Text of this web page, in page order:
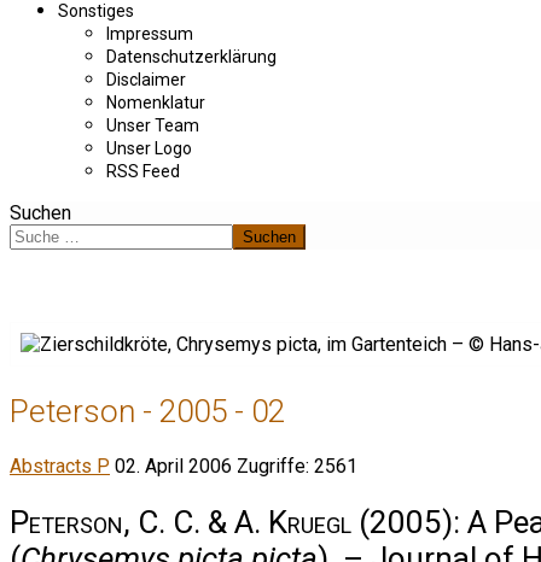
Sonstiges
Impressum
Datenschutzerklärung
Disclaimer
Nomenklatur
Unser Team
Unser Logo
RSS Feed
Suchen
Suchen
Peterson - 2005 - 02
Abstracts P 02. April 2006 Zugriffe: 2561
Peterson, C. C. & A. Kruegl (2005): A